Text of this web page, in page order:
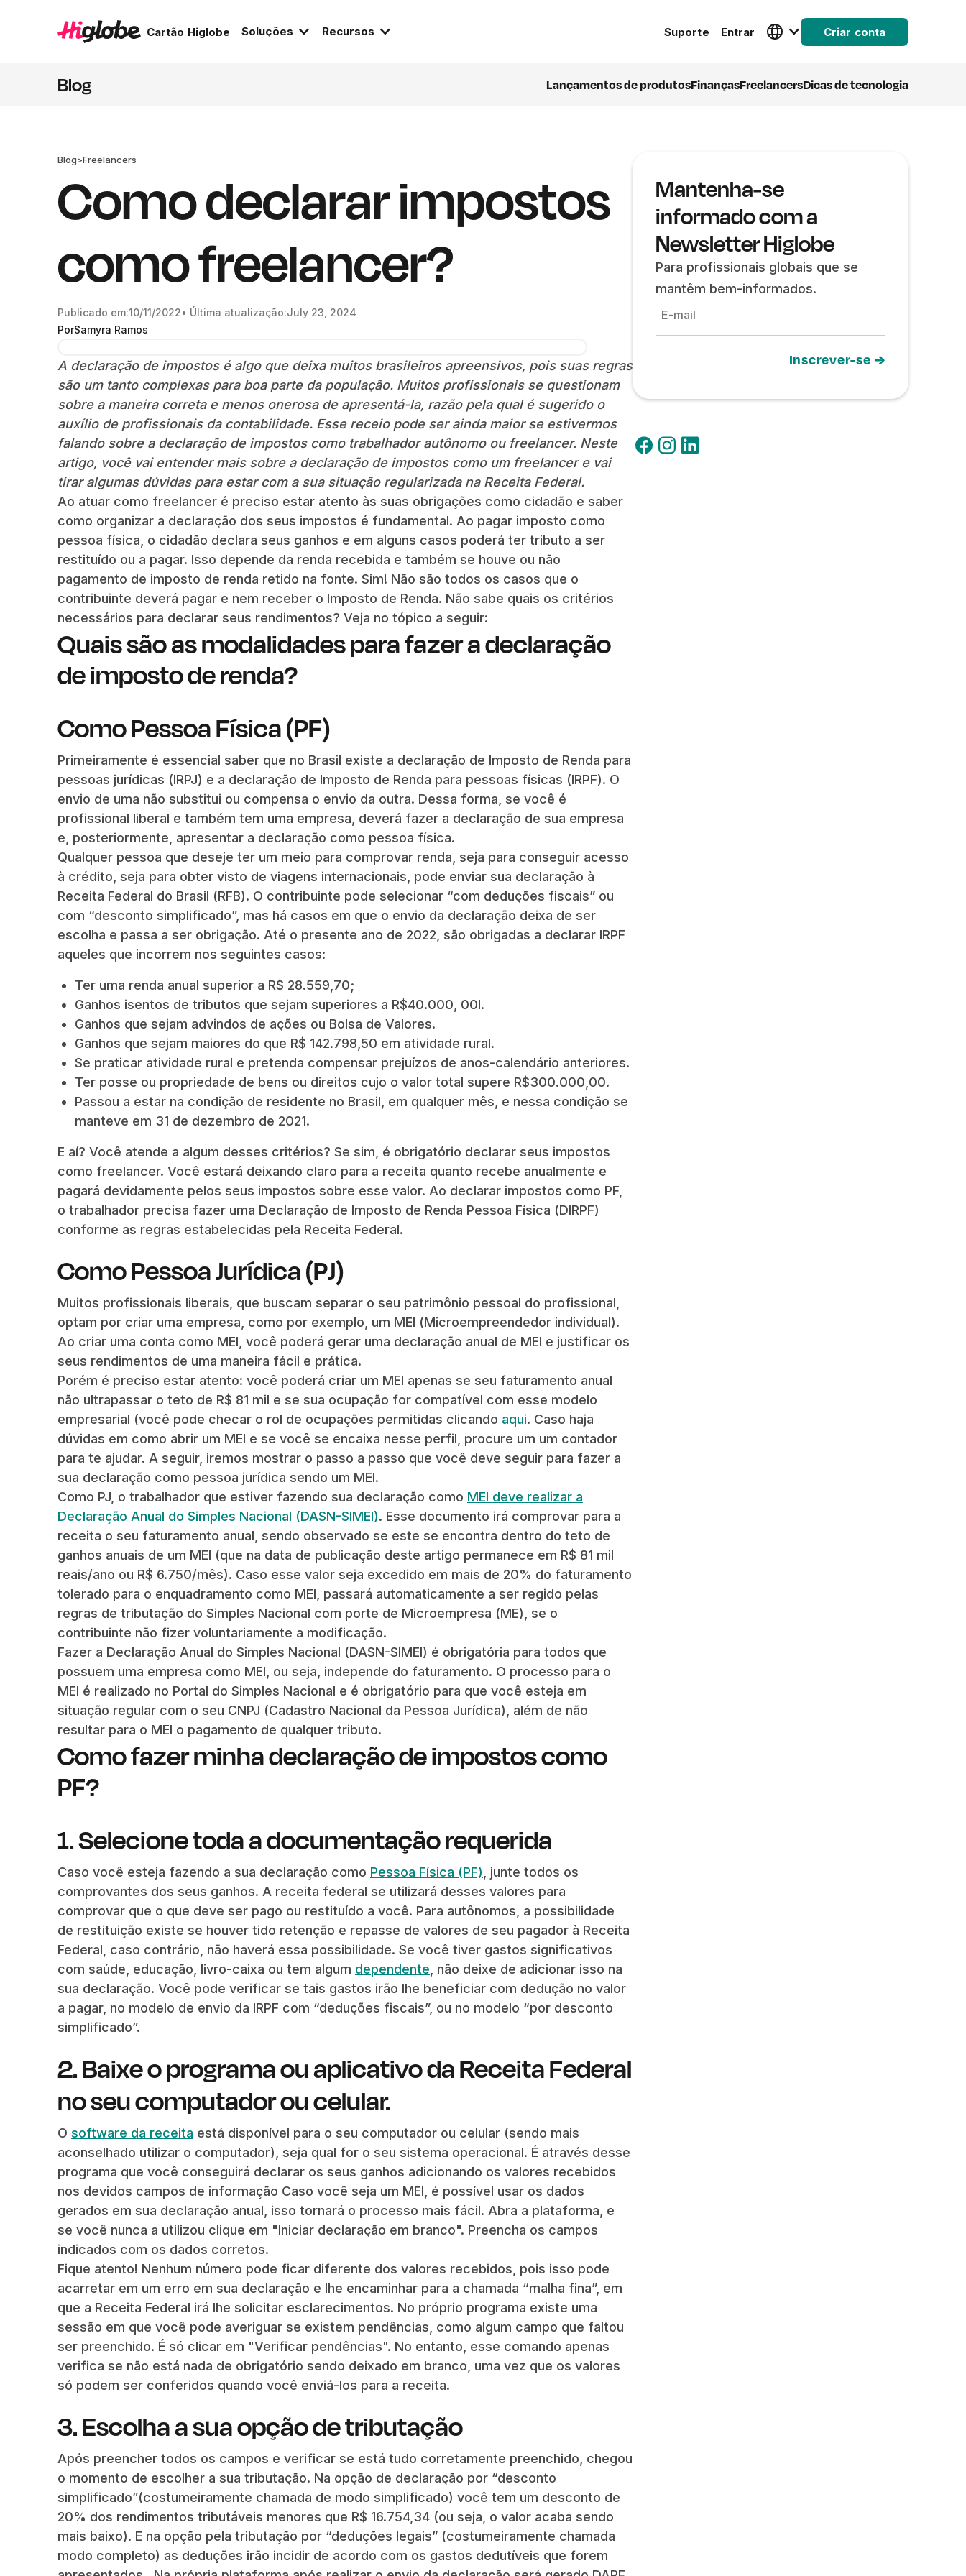
Cartão Higlobe Soluções Recursos Suporte Entrar Criar conta
Blog Lançamentos de produtosFinançasFreelancersDicas de tecnologia
Blog>Freelancers
Como declarar impostos
como freelancer?
Publicado em:10/11/2022• Última atualização:July 23, 2024
PorSamyra Ramos
A declaração de impostos é algo que deixa muitos brasileiros apreensivos, pois suas regras
são um tanto complexas para boa parte da população. Muitos profissionais se questionam
sobre a maneira correta e menos onerosa de apresentá-la, razão pela qual é sugerido o
auxílio de profissionais da contabilidade. Esse receio pode ser ainda maior se estivermos
falando sobre a declaração de impostos como trabalhador autônomo ou freelancer. Neste
artigo, você vai entender mais sobre a declaração de impostos como um freelancer e vai
tirar algumas dúvidas para estar com a sua situação regularizada na Receita Federal.
Ao atuar como freelancer é preciso estar atento às suas obrigações como cidadão e saber
como organizar a declaração dos seus impostos é fundamental. Ao pagar imposto como
pessoa física, o cidadão declara seus ganhos e em alguns casos poderá ter tributo a ser
restituído ou a pagar. Isso depende da renda recebida e também se houve ou não
pagamento de imposto de renda retido na fonte. Sim! Não são todos os casos que o
contribuinte deverá pagar e nem receber o Imposto de Renda. Não sabe quais os critérios
necessários para declarar seus rendimentos? Veja no tópico a seguir:
Quais são as modalidades para fazer a declaração
de imposto de renda?
Como Pessoa Física (PF)
Primeiramente é essencial saber que no Brasil existe a declaração de Imposto de Renda para
pessoas jurídicas (IRPJ) e a declaração de Imposto de Renda para pessoas físicas (IRPF). O
envio de uma não substitui ou compensa o envio da outra. Dessa forma, se você é
profissional liberal e também tem uma empresa, deverá fazer a declaração de sua empresa
e, posteriormente, apresentar a declaração como pessoa física.
Qualquer pessoa que deseje ter um meio para comprovar renda, seja para conseguir acesso
à crédito, seja para obter visto de viagens internacionais, pode enviar sua declaração à
Receita Federal do Brasil (RFB). O contribuinte pode selecionar “com deduções fiscais” ou
com “desconto simplificado”, mas há casos em que o envio da declaração deixa de ser
escolha e passa a ser obrigação. Até o presente ano de 2022, são obrigadas a declarar IRPF
aqueles que incorrem nos seguintes casos:
Ter uma renda anual superior a R$ 28.559,70;
Ganhos isentos de tributos que sejam superiores a R$40.000, 00l.
Ganhos que sejam advindos de ações ou Bolsa de Valores.
Ganhos que sejam maiores do que R$ 142.798,50 em atividade rural.
Se praticar atividade rural e pretenda compensar prejuízos de anos-calendário anteriores.
Ter posse ou propriedade de bens ou direitos cujo o valor total supere R$300.000,00.
Passou a estar na condição de residente no Brasil, em qualquer mês, e nessa condição se
manteve em 31 de dezembro de 2021.
E aí? Você atende a algum desses critérios? Se sim, é obrigatório declarar seus impostos
como freelancer. Você estará deixando claro para a receita quanto recebe anualmente e
pagará devidamente pelos seus impostos sobre esse valor. Ao declarar impostos como PF,
o trabalhador precisa fazer uma Declaração de Imposto de Renda Pessoa Física (DIRPF)
conforme as regras estabelecidas pela Receita Federal.
Como Pessoa Jurídica (PJ)
Muitos profissionais liberais, que buscam separar o seu patrimônio pessoal do profissional,
optam por criar uma empresa, como por exemplo, um MEI (Microempreendedor individual).
Ao criar uma conta como MEI, você poderá gerar uma declaração anual de MEI e justificar os
seus rendimentos de uma maneira fácil e prática.
Porém é preciso estar atento: você poderá criar um MEI apenas se seu faturamento anual
não ultrapassar o teto de R$ 81 mil e se sua ocupação for compatível com esse modelo
empresarial (você pode checar o rol de ocupações permitidas clicando aqui. Caso haja
dúvidas em como abrir um MEI e se você se encaixa nesse perfil, procure um um contador
para te ajudar. A seguir, iremos mostrar o passo a passo que você deve seguir para fazer a
sua declaração como pessoa jurídica sendo um MEI.
Como PJ, o trabalhador que estiver fazendo sua declaração como MEI deve realizar a
Declaração Anual do Simples Nacional (DASN-SIMEI). Esse documento irá comprovar para a
receita o seu faturamento anual, sendo observado se este se encontra dentro do teto de
ganhos anuais de um MEI (que na data de publicação deste artigo permanece em R$ 81 mil
reais/ano ou R$ 6.750/mês). Caso esse valor seja excedido em mais de 20% do faturamento
tolerado para o enquadramento como MEI, passará automaticamente a ser regido pelas
regras de tributação do Simples Nacional com porte de Microempresa (ME), se o
contribuinte não fizer voluntariamente a modificação.
Fazer a Declaração Anual do Simples Nacional (DASN-SIMEI) é obrigatória para todos que
possuem uma empresa como MEI, ou seja, independe do faturamento. O processo para o
MEI é realizado no Portal do Simples Nacional e é obrigatório para que você esteja em
situação regular com o seu CNPJ (Cadastro Nacional da Pessoa Jurídica), além de não
resultar para o MEI o pagamento de qualquer tributo.
Como fazer minha declaração de impostos como
PF?
1. Selecione toda a documentação requerida
Caso você esteja fazendo a sua declaração como Pessoa Física (PF) , junte todos os
comprovantes dos seus ganhos. A receita federal se utilizará desses valores para
comprovar que o que deve ser pago ou restituído a você. Para autônomos, a possibilidade
de restituição existe se houver tido retenção e repasse de valores de seu pagador à Receita
Federal, caso contrário, não haverá essa possibilidade. Se você tiver gastos significativos
com saúde, educação, livro-caixa ou tem algum dependente , não deixe de adicionar isso na
sua declaração. Você pode verificar se tais gastos irão lhe beneficiar com dedução no valor
a pagar, no modelo de envio da IRPF com “deduções fiscais”, ou no modelo “por desconto
simplificado”.
2. Baixe o programa ou aplicativo da Receita Federal
no seu computador ou celular.
O software da receita está disponível para o seu computador ou celular (sendo mais
aconselhado utilizar o computador), seja qual for o seu sistema operacional. É através desse
programa que você conseguirá declarar os seus ganhos adicionando os valores recebidos
nos devidos campos de informação Caso você seja um MEI, é possível usar os dados
gerados em sua declaração anual, isso tornará o processo mais fácil. Abra a plataforma, e
se você nunca a utilizou clique em "Iniciar declaração em branco". Preencha os campos
indicados com os dados corretos.
Fique atento! Nenhum número pode ficar diferente dos valores recebidos, pois isso pode
acarretar em um erro em sua declaração e lhe encaminhar para a chamada “malha fina”, em
que a Receita Federal irá lhe solicitar esclarecimentos. No próprio programa existe uma
sessão em que você pode averiguar se existem pendências, como algum campo que faltou
ser preenchido. É só clicar em "Verificar pendências". No entanto, esse comando apenas
verifica se não está nada de obrigatório sendo deixado em branco, uma vez que os valores
só podem ser conferidos quando você enviá-los para a receita.
3. Escolha a sua opção de tributação
Após preencher todos os campos e verificar se está tudo corretamente preenchido, chegou
o momento de escolher a sua tributação. Na opção de declaração por “desconto
simplificado”(costumeiramente chamada de modo simplificado) você tem um desconto de
20% dos rendimentos tributáveis menores que R$ 16.754,34 (ou seja, o valor acaba sendo
mais baixo). E na opção pela tributação por “deduções legais” (costumeiramente chamada
modo completo) as deduções irão incidir de acordo com os gastos dedutíveis que forem
Mantenha-se
informado com a
Newsletter Higlobe
Para profissionais globais que se
mantêm bem-informados.
E-mail